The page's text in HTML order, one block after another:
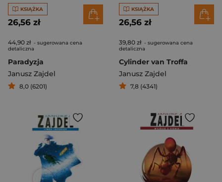
KSIĄŻKA
26,56 zł
44,90 zł - sugerowana cena
detaliczna
Paradyzja
Janusz Zajdel
8,0 (6201)
KSIĄŻKA
26,56 zł
39,80 zł - sugerowana cena
detaliczna
Cylinder van Troffa
Janusz Zajdel
7,8 (4341)